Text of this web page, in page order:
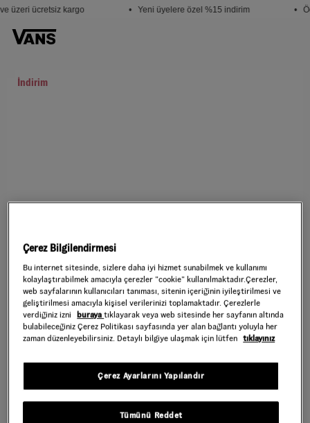
üzeri ücretsiz kargo • Yeni üyelere özel %15 indirim •
İndirim
Çerez Bilgilendirmesi
Bu internet sitesinde, sizlere daha iyi hizmet sunabilmek ve kullanımı
kolaylaştırabilmek amacıyla çerezler ”cookie” kullanılmaktadır.Çerezler,
web sayfalarının kullanıcıları tanıması, sitenin içeriğinin iyileştirilmesi ve
geliştirilmesi amacıyla kişisel verilerinizi toplamaktadır. Çerezlerle
verdiğiniz izni
burayatıklayarak veya web sitesinde her sayfanın altında
bulabileceğiniz Çerez Politikası sayfasında yer alan bağlantı yoluyla her
zaman düzenleyebilirsiniz. Detaylı bilgiye ulaşmak için lütfen tıklayınız
Tümünü Reddet
Çerez Ayarlarını Yapılandır